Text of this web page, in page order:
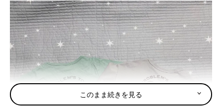
このまま続きを見る